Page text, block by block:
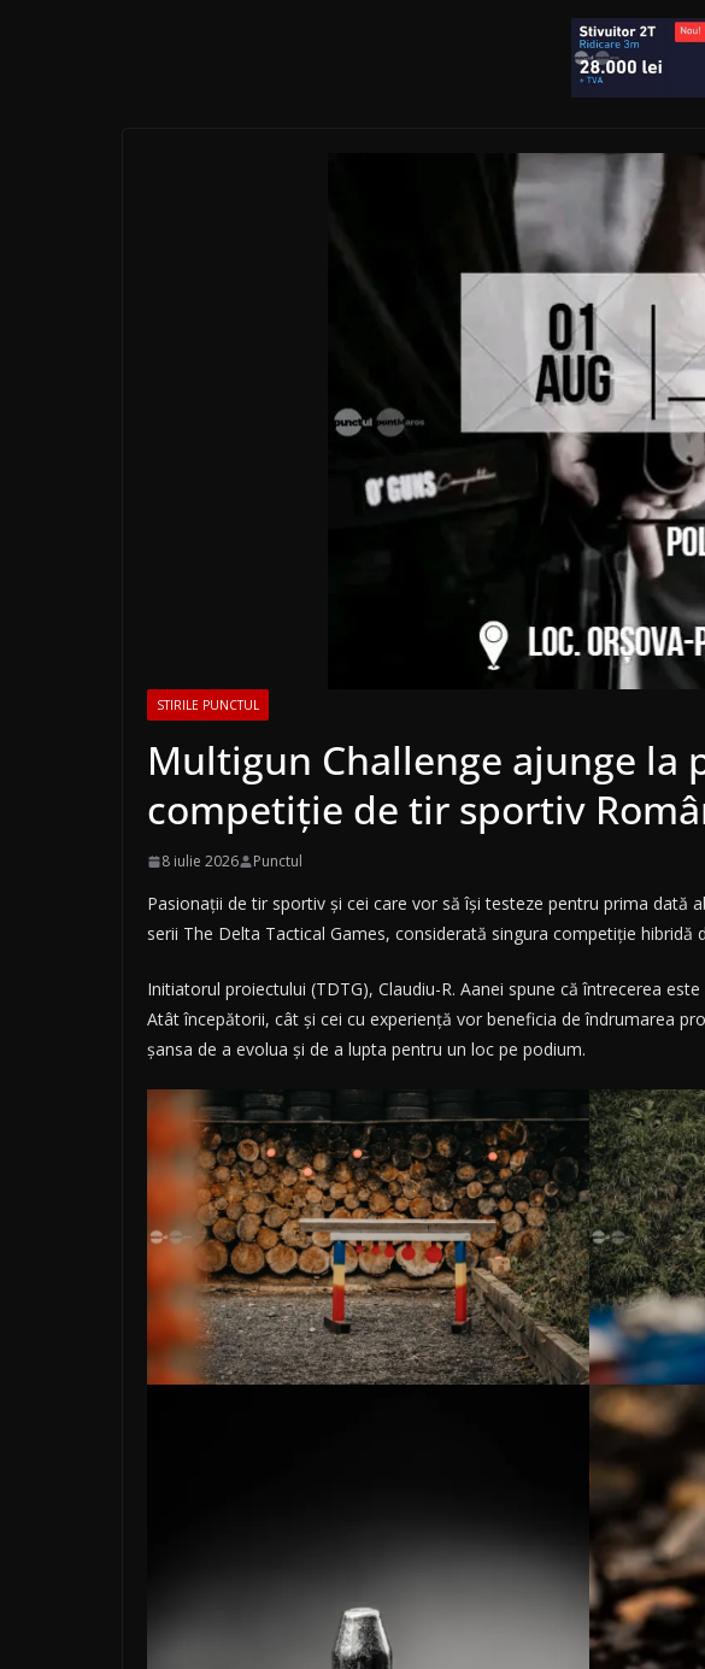
STIRILE PUNCTUL
Multigun Challenge ajunge la
competiție de tir sportiv
8 iulie 2026 Punctul
Pasionații de tir sportiv și cei care vor să își testeze pentru prima dată
serii The Delta Tactical Games, considerată singura competiție
Initiatorul proiectului (TDTG), Claudiu-R. Aanei spune că întrecerea
Atât începătorii, cât și cei cu experiență vor beneficia de îndrumarea
șansa de a evolua și de a lupta pentru un loc pe podium.